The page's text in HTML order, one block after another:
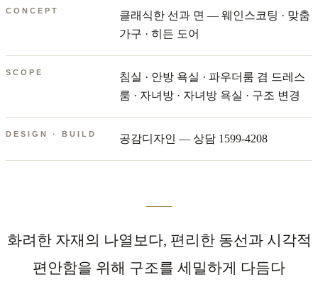
CONCEPT
클래식한 선과 면 — 웨인스코팅 · 맞춤
가구 · 히든 도어
SCOPE
침실 · 안방 욕실 · 파우더룸 겸 드레스
룸 · 자녀방 · 자녀방 욕실 · 구조 변경
DESIGN · BUILD 공감디자인 — 상담 1599-4208
화려한 자재의 나열보다, 편리한 동선과 시각적
편안함을 위해 구조를 세밀하게 다듬다